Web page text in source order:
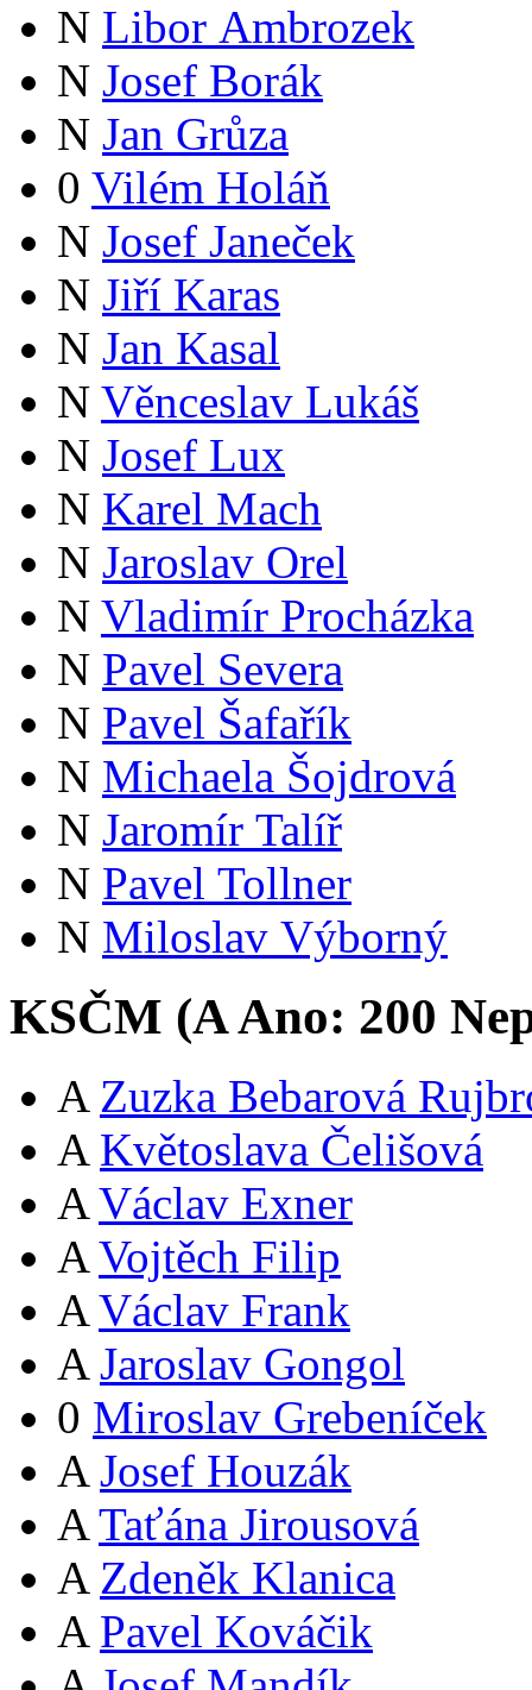
N Libor Ambrozek
N Josef Borák
N Jan Grůza
0 Vilém Holáň
N Josef Janeček
N Jiří Karas
N Jan Kasal
N Věnceslav Lukáš
N Josef Lux
N Karel Mach
N Jaroslav Orel
N Vladimír Procházka
N Pavel Severa
N Pavel Šafařík
N Michaela Šojdrová
N Jaromír Talíř
N Pavel Tollner
N Miloslav Výborný
KSČM (AAno: 200
A Zuzka Bebarová
A Květoslava Čelišová
A Václav Exner
A Vojtěch Filip
A Václav Frank
A Jaroslav Gongol
0 Miroslav Grebeníček
A Josef Houzák
A Taťána Jirousová
A Zdeněk Klanica
A Pavel Kováčik